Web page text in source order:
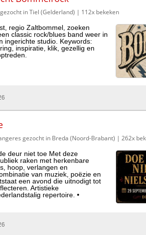
in Tiel (Gelderland) | 112x bekeken
regio Zaltbommel, zoeken
classic rock/blues band weer in
ingerichte studio. Keywords:
inspiratie, klik, gezellig en
gezocht in Breda (Noord-Brabant) | 262x
deur niet toe Met deze
raken met herkenbare
hoop, verlangen en
van muziek, poëzie en
een avond die uitnodigt tot
Artistieke
repertoire. •